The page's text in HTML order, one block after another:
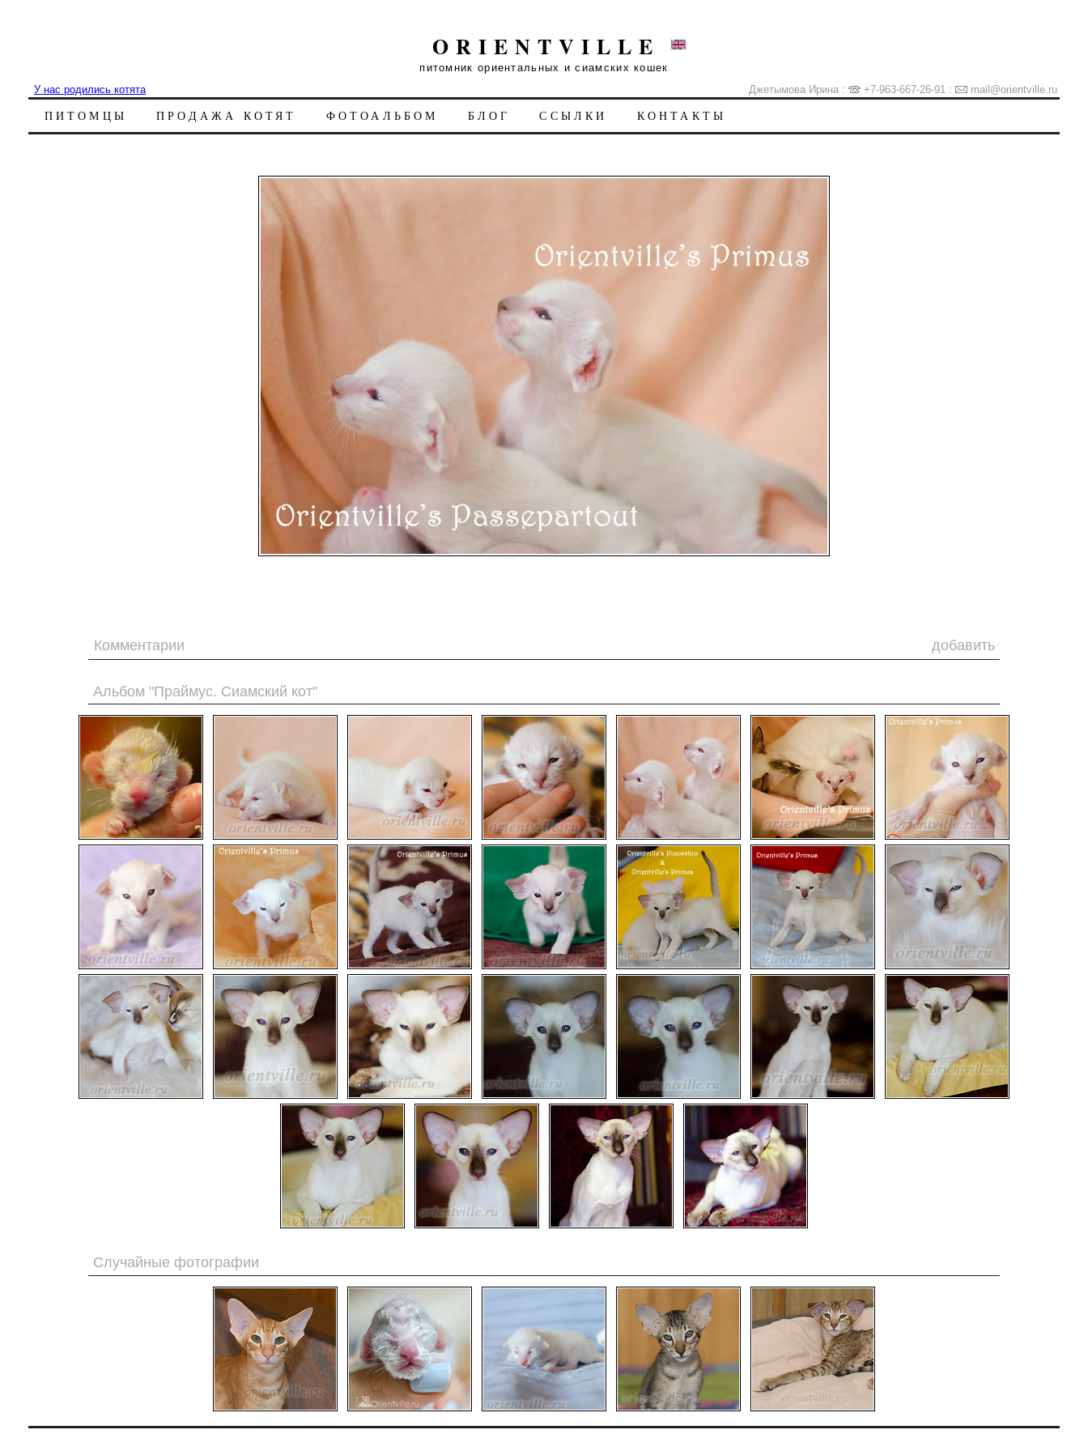
ORIENTVILLE
питомник ориентальных и сиамских кошек
У нас родились котята
Джетымова Ирина : +7-963-667-26-91 : mail@orientville.ru
ПИТОМЦЫ ПРОДАЖА КОТЯТ ФОТОАЛЬБОМ БЛОГ ССЫЛКИ КОНТАКТЫ
Комментарии добавить
Альбом "Праймус. Сиамский кот"
Случайные фотографии